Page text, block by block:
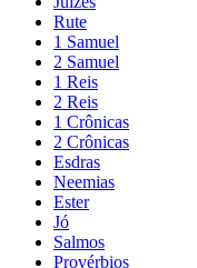
Rute
1 Samuel
2 Samuel
1 Reis
2 Reis
1 Crônicas
2 Crônicas
Esdras
Neemias
Ester
Jó
Salmos
Provérbios